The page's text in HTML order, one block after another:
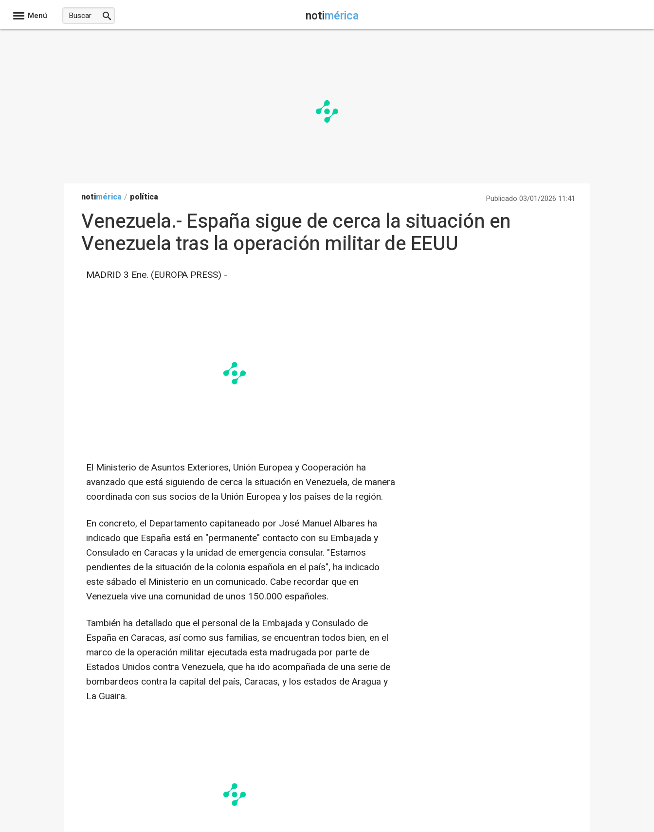
Menú notimérica
notimérica / política Publicado 03/01/2026 11:41
Venezuela.- España sigue de cerca la situación en
Venezuela tras la operación militar de EEUU
MADRID 3 Ene. (EUROPA PRESS) -
El Ministerio de Asuntos Exteriores, Unión Europea y Cooperación ha
avanzado que está siguiendo de cerca la situación en Venezuela, de manera
coordinada con sus socios de la Unión Europea y los países de la región.
En concreto, el Departamento capitaneado por José Manuel Albares ha
indicado que España está en "permanente" contacto con su Embajada y
Consulado en Caracas y la unidad de emergencia consular. "Estamos
pendientes de la situación de la colonia española en el país", ha indicado
este sábado el Ministerio en un comunicado. Cabe recordar que en
Venezuela vive una comunidad de unos 150.000 españoles.
También ha detallado que el personal de la Embajada y Consulado de
España en Caracas, así como sus familias, se encuentran todos bien, en el
marco de la operación militar ejecutada esta madrugada por parte de
Estados Unidos contra Venezuela, que ha ido acompañada de una serie de
bombardeos contra la capital del país, Caracas, y los estados de Aragua y
La Guaira.